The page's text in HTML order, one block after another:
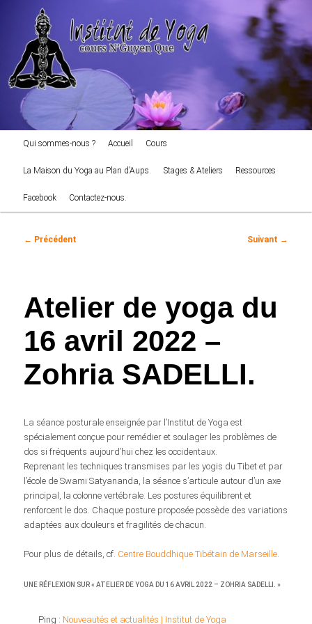
principal
Institut de Yoga
cours NGuyen Que
Qui sommes-nous ? Accueil Cours
La Maison du Yoga au Plan d’Aups. Stages & Ateliers Ressources
Facebook Contactez-nous.
Navigation
← Précédent Suivant →
Atelier de yoga du
16 avril 2022 –
Zohria SADELLI.
La séance posturale enseignée par l’Institut de Yoga est
spécialement conçue pour remédier et soulager les problèmes de
dos si fréquents aujourd’hui chez les occidentaux.
Reprenant les techniques transmises par les yogis du Tibet et par
l’école de Swami Satyananda, la séance s’articule autour d’un axe
principal, la colonne vertébrale. Les postures équilibrent et
renforcent le dos. Chaque posture proposée possède des variations
adaptées aux douleurs et fragilités de chacun.
Pour plus de détails, cf. Centre Bouddhique Tibétain de Marseille
UNE RÉFLEXION SUR «ATELIER DE YOGA DU 16 AVRIL 2022 – ZOHRIA SADELLI. »
Ping : Nouveautés et actualités | Institut de Yoga